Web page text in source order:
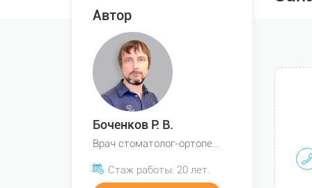
Автор
Боченков Р. В.
Стаж работы: 20 лет.